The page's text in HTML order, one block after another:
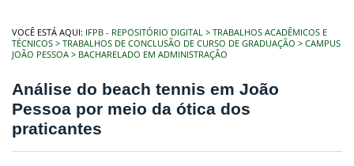
VOCÊ ESTÁ AQUI: IFPB - REPOSITÓRIO DIGITAL
TRABALHOS ACADÊMICOS E
TÉCNICOS
TRABALHOS DE CONCLUSÃO DE CURSO DE GRADUAÇÃO
CAMPUS
JOÃO PESSOA
BACHARELADO EM ADMINISTRAÇÃO
Análise do beach tennis em João
Pessoa por meio da ótica dos
praticantes